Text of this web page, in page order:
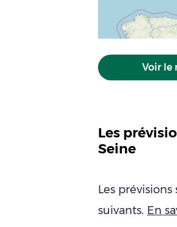
Voir le
Les
Seine
Les
suivants. En